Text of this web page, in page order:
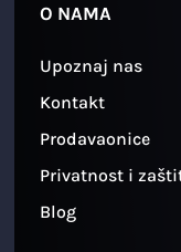
O NAMA
Upoznaj nas
Kontakt
Prodavaonice
Privatnost i
Blog